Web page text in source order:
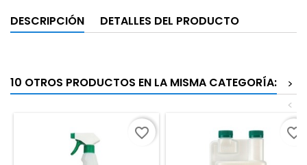
DESCRIPCIÓN DETALLES DEL PRODUCTO
10 OTROS PRODUCTOS EN LA MISMA CATEGORÍA:
>
<
favorite_border favorite_border